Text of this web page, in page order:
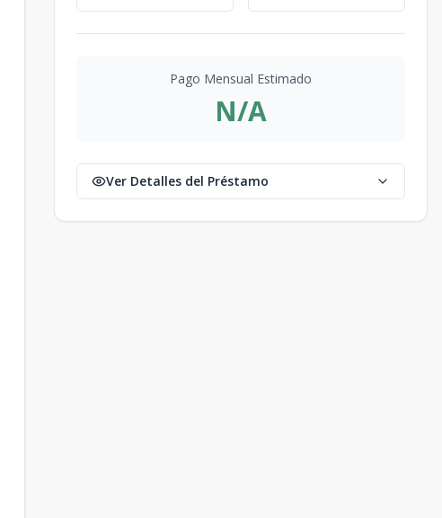
Pago Mensual Estimado
N/A
Ver Detalles del Préstamo